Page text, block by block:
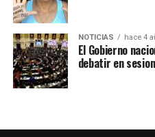
NOTICIAS hace 4
El Gobierno
debatir en